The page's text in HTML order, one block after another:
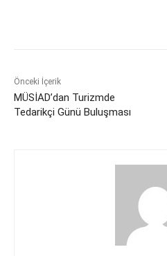
Önceki İçerik
MÜSİAD’dan Turizmde
Tedarikçi Günü Buluşması